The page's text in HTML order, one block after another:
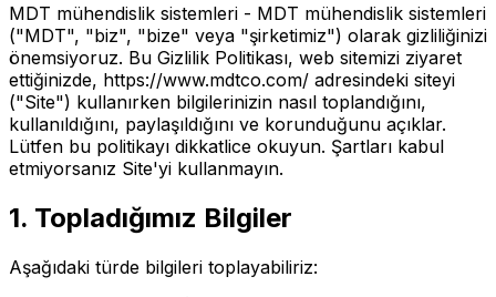
MDT mühendislik sistemleri - MDT mühendislik sistemleri
("MDT", "biz", "bize" veya "şirketimiz") olarak gizliliğinizi
önemsiyoruz. Bu Gizlilik Politikası, web sitemizi ziyaret
ettiğinizde, https://www.mdtco.com/ adresindeki siteyi
("Site") kullanırken bilgilerinizin nasıl toplandığını,
kullanıldığını, paylaşıldığını ve korunduğunu açıklar.
Lütfen bu politikayı dikkatlice okuyun. Şartları kabul
etmiyorsanız Site'yi kullanmayın.
1. Topladığımız Bilgiler
Aşağıdaki türde bilgileri toplayabiliriz: